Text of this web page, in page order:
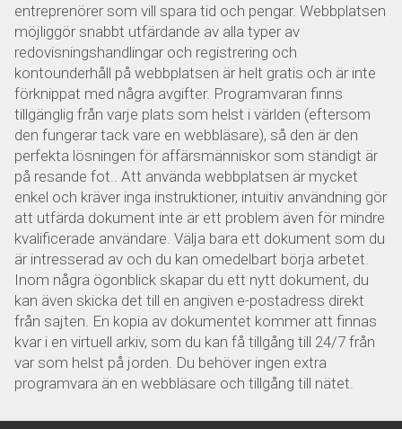
entreprenörer som vill spara tid och pengar. Webbplatsen
möjliggör snabbt utfärdande av alla typer av
redovisningshandlingar och registrering och
kontounderhåll på webbplatsen är helt gratis och är inte
förknippat med några avgifter. Programvaran finns
tillgänglig från varje plats som helst i världen (eftersom
den fungerar tack vare en webbläsare), så den är den
perfekta lösningen för affärsmänniskor som ständigt är
på resande fot.. Att använda webbplatsen är mycket
enkel och kräver inga instruktioner, intuitiv användning gör
att utfärda dokument inte är ett problem även för mindre
kvalificerade användare. Välja bara ett dokument som du
är intresserad av och du kan omedelbart börja arbetet.
Inom några ögonblick skapar du ett nytt dokument, du
kan även skicka det till en angiven e-postadress direkt
från sajten. En kopia av dokumentet kommer att finnas
kvar i en virtuell arkiv, som du kan få tillgång till 24/7 från
var som helst på jorden. Du behöver ingen extra
programvara än en webbläsare och tillgång till nätet.